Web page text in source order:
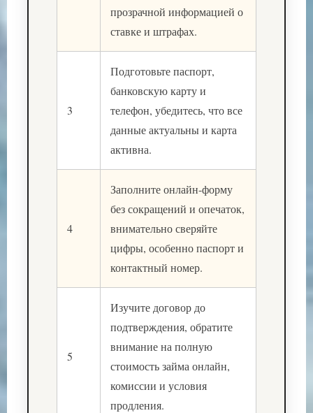
прозрачной информацией о
ставке и штрафах.
3
Подготовьте паспорт,
банковскую карту и
телефон, убедитесь, что все
данные актуальны и карта
активна.
4
Заполните онлайн-форму
без сокращений и опечаток,
внимательно сверяйте
цифры, особенно паспорт и
контактный номер.
5
Изучите договор до
подтверждения, обратите
внимание на полную
стоимость займа онлайн,
комиссии и условия
продления.